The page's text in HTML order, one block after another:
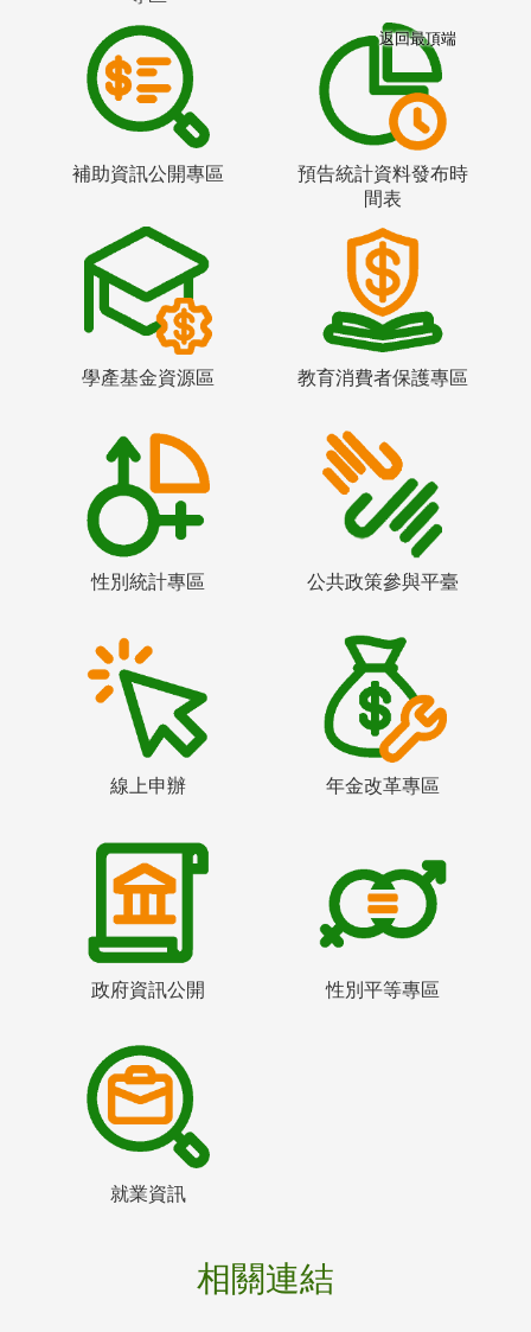
補助資訊公開專區
預告統計資料發布時
間表
學產基金資源區 教育消費者保護專區
性別統計專區 公共政策參與平臺
線上申辦 年金改革專區
政府資訊公開 性別平等專區
就業資訊
相關連結
返回最頂端